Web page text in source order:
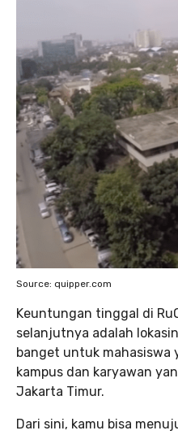
Source: quipper.com
Keuntungan tinggal di
selanjutnya adalah
banget untuk mahasiswa
kampus dan karyawan
Jakarta Timur.
Dari sini, kamu bisa